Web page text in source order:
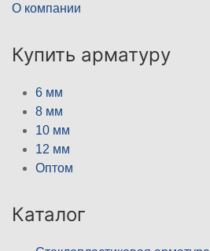
О компании
Купить арматуру
6 мм
8 мм
10 мм
12 мм
Оптом
Каталог